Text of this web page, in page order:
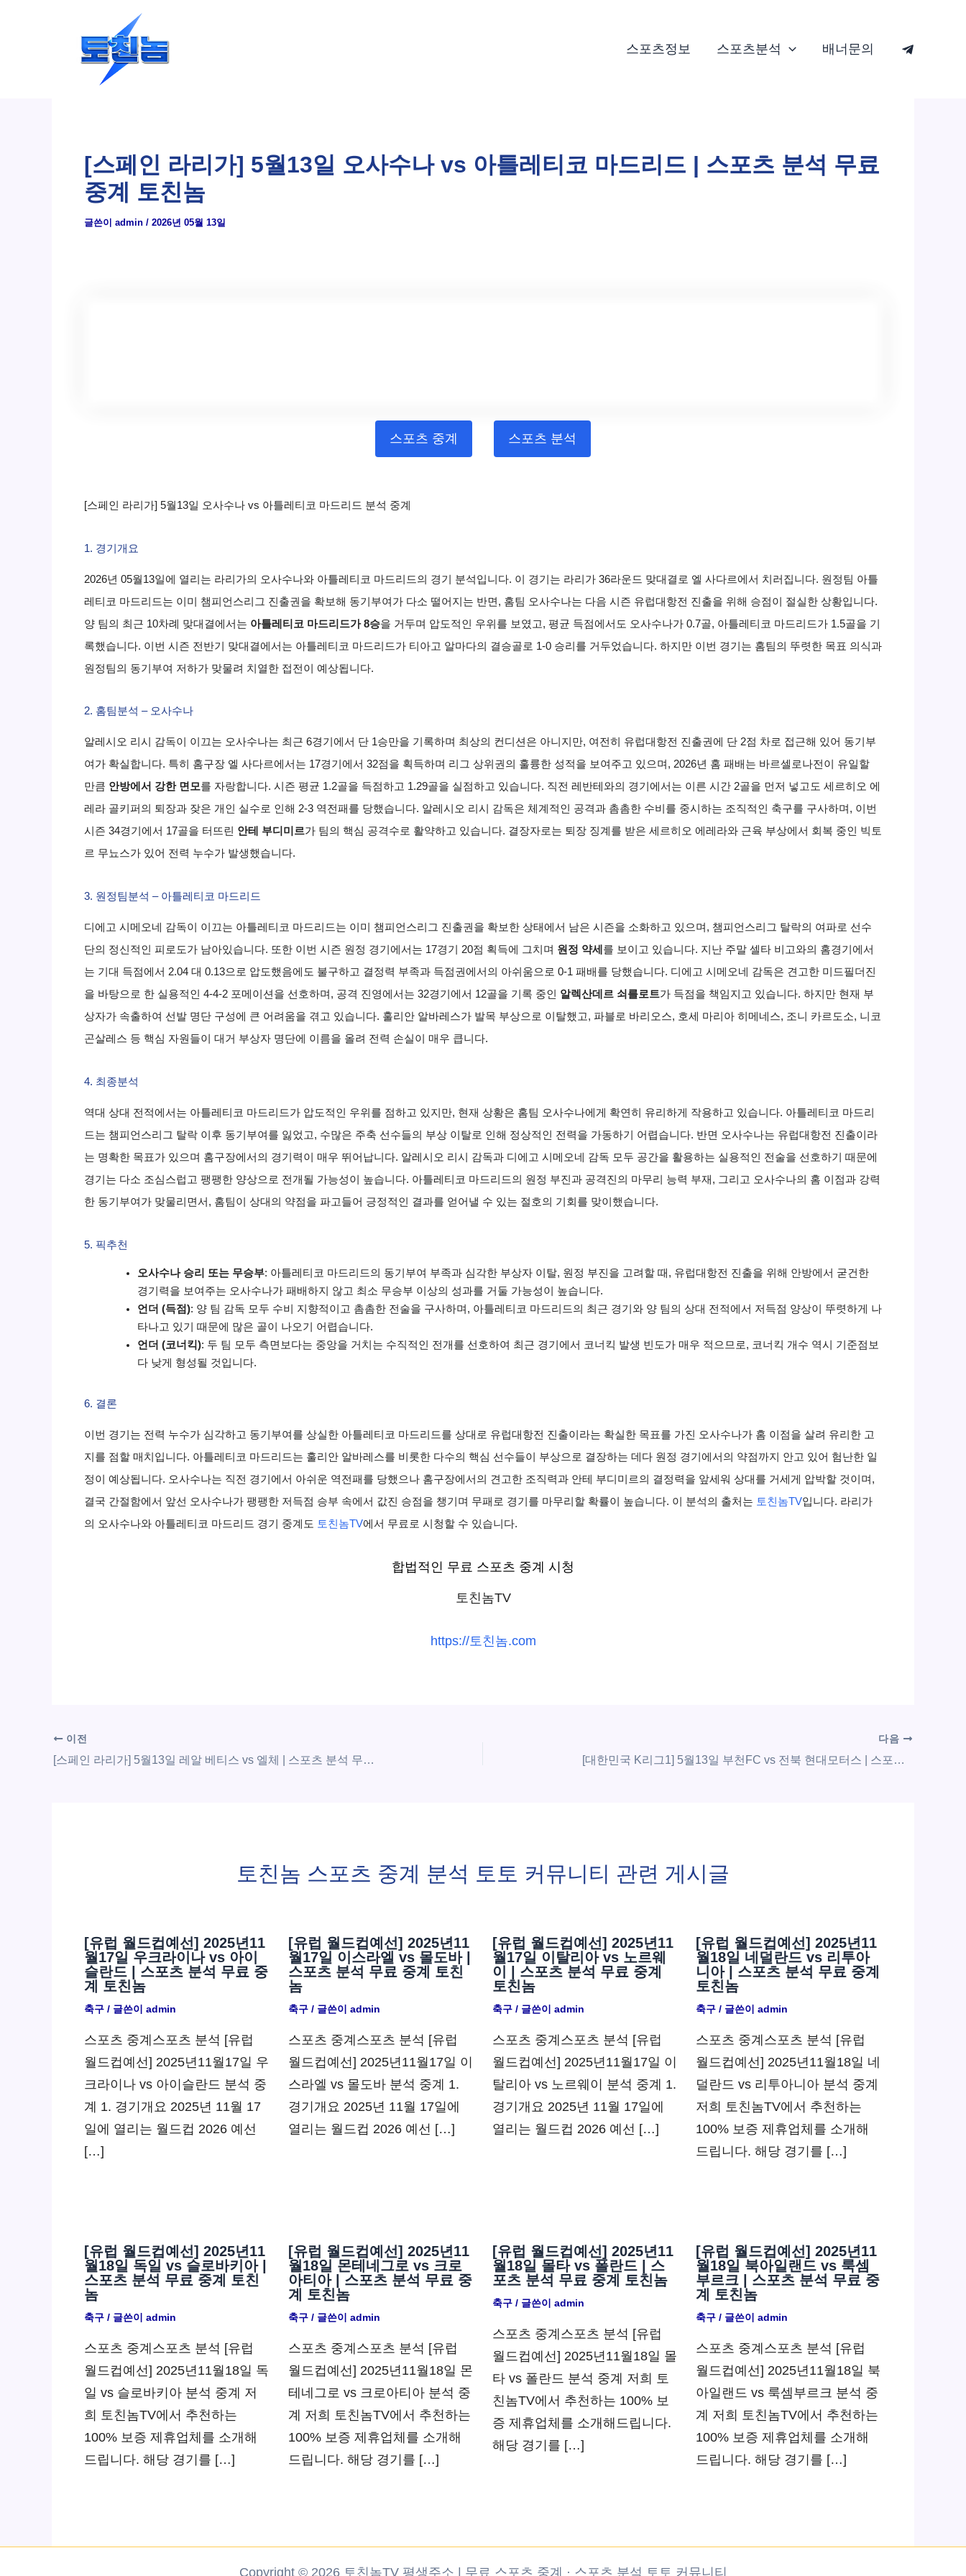
스포츠정보 스포츠분석 배너문의
[스페인 라리가] 5월13일 오사수나 vs 아틀레티코 마드리드 | 스포츠 분석 무료
중계 토친놈
글쓴이 admin / 2026년 05월 13일
스포츠 중계 스포츠 분석
[스페인 라리가] 5월13일 오사수나 vs 아틀레티코 마드리드 분석 중계
1. 경기개요
2026년 05월13일에 열리는 라리가의 오사수나와 아틀레티코 마드리드의 경기 분석입니다. 이 경기는 라리가 36라운드 맞대결로 엘 사다르에서 치러집니다. 원정팀 아틀
레티코 마드리드는 이미 챔피언스리그 진출권을 확보해 동기부여가 다소 떨어지는 반면, 홈팀 오사수나는 다음 시즌 유럽대항전 진출을 위해 승점이 절실한 상황입니다.
양 팀의 최근 10차례 맞대결에서는 아틀레티코 마드리드가 8승을 거두며 압도적인 우위를 보였고, 평균 득점에서도 오사수나가 0.7골, 아틀레티코 마드리드가 1.5골을 기
록했습니다. 이번 시즌 전반기 맞대결에서는 아틀레티코 마드리드가 티아고 알마다의 결승골로 1-0 승리를 거두었습니다. 하지만 이번 경기는 홈팀의 뚜렷한 목표 의식과
원정팀의 동기부여 저하가 맞물려 치열한 접전이 예상됩니다.
2. 홈팀분석 – 오사수나
알레시오 리시 감독이 이끄는 오사수나는 최근 6경기에서 단 1승만을 기록하며 최상의 컨디션은 아니지만, 여전히 유럽대항전 진출권에 단 2점 차로 접근해 있어 동기부
여가 확실합니다. 특히 홈구장 엘 사다르에서는 17경기에서 32점을 획득하며 리그 상위권의 훌륭한 성적을 보여주고 있으며, 2026년 홈 패배는 바르셀로나전이 유일할
만큼 안방에서 강한 면모를 자랑합니다. 시즌 평균 1.2골을 득점하고 1.29골을 실점하고 있습니다. 직전 레반테와의 경기에서는 이른 시간 2골을 먼저 넣고도 세르히오 에
레라 골키퍼의 퇴장과 잦은 개인 실수로 인해 2-3 역전패를 당했습니다. 알레시오 리시 감독은 체계적인 공격과 촘촘한 수비를 중시하는 조직적인 축구를 구사하며, 이번
시즌 34경기에서 17골을 터뜨린 안테 부디미르가 팀의 핵심 공격수로 활약하고 있습니다. 결장자로는 퇴장 징계를 받은 세르히오 에레라와 근육 부상에서 회복 중인 빅토
르 무뇨스가 있어 전력 누수가 발생했습니다.
3. 원정팀분석 – 아틀레티코 마드리드
디에고 시메오네 감독이 이끄는 아틀레티코 마드리드는 이미 챔피언스리그 진출권을 확보한 상태에서 남은 시즌을 소화하고 있으며, 챔피언스리그 탈락의 여파로 선수
단의 정신적인 피로도가 남아있습니다. 또한 이번 시즌 원정 경기에서는 17경기 20점 획득에 그치며 원정 약세 를 보이고 있습니다. 지난 주말 셀타 비고와의 홈경기에서
는 기대 득점에서 2.04 대 0.13으로 압도했음에도 불구하고 결정력 부족과 득점권에서의 아쉬움으로 0-1 패배를 당했습니다. 디에고 시메오네 감독은 견고한 미드필더진
을 바탕으로 한 실용적인 4-4-2 포메이션을 선호하며, 공격 진영에서는 32경기에서 12골을 기록 중인 알렉산데르 쇠를로트가 득점을 책임지고 있습니다. 하지만 현재 부
상자가 속출하여 선발 명단 구성에 큰 어려움을 겪고 있습니다. 훌리안 알바레스가 발목 부상으로 이탈했고, 파블로 바리오스, 호세 마리아 히메네스, 조니 카르도소, 니코
곤살레스 등 핵심 자원들이 대거 부상자 명단에 이름을 올려 전력 손실이 매우 큽니다.
4. 최종분석
역대 상대 전적에서는 아틀레티코 마드리드가 압도적인 우위를 점하고 있지만, 현재 상황은 홈팀 오사수나에게 확연히 유리하게 작용하고 있습니다. 아틀레티코 마드리
드는 챔피언스리그 탈락 이후 동기부여를 잃었고, 수많은 주축 선수들의 부상 이탈로 인해 정상적인 전력을 가동하기 어렵습니다. 반면 오사수나는 유럽대항전 진출이라
는 명확한 목표가 있으며 홈구장에서의 경기력이 매우 뛰어납니다. 알레시오 리시 감독과 디에고 시메오네 감독 모두 공간을 활용하는 실용적인 전술을 선호하기 때문에
경기는 다소 조심스럽고 팽팽한 양상으로 전개될 가능성이 높습니다. 아틀레티코 마드리드의 원정 부진과 공격진의 마무리 능력 부재, 그리고 오사수나의 홈 이점과 강력
한 동기부여가 맞물리면서, 홈팀이 상대의 약점을 파고들어 긍정적인 결과를 얻어낼 수 있는 절호의 기회를 맞이했습니다.
5. 픽추천
오사수나 승리 또는 무승부: 아틀레티코 마드리드의 동기부여 부족과 심각한 부상자 이탈, 원정 부진을 고려할 때, 유럽대항전 진출을 위해 안방에서 굳건한
경기력을 보여주는 오사수나가 패배하지 않고 최소 무승부 이상의 성과를 거둘 가능성이 높습니다.
언더 (득점): 양 팀 감독 모두 수비 지향적이고 촘촘한 전술을 구사하며, 아틀레티코 마드리드의 최근 경기와 양 팀의 상대 전적에서 저득점 양상이 뚜렷하게 나
타나고 있기 때문에 많은 골이 나오기 어렵습니다.
언더 (코너킥): 두 팀 모두 측면보다는 중앙을 거치는 수직적인 전개를 선호하여 최근 경기에서 코너킥 발생 빈도가 매우 적으므로, 코너킥 개수 역시 기준점보
다 낮게 형성될 것입니다.
6. 결론
이번 경기는 전력 누수가 심각하고 동기부여를 상실한 아틀레티코 마드리드를 상대로 유럽대항전 진출이라는 확실한 목표를 가진 오사수나가 홈 이점을 살려 유리한 고
지를 점할 매치입니다. 아틀레티코 마드리드는 훌리안 알바레스를 비롯한 다수의 핵심 선수들이 부상으로 결장하는 데다 원정 경기에서의 약점까지 안고 있어 험난한 일
정이 예상됩니다. 오사수나는 직전 경기에서 아쉬운 역전패를 당했으나 홈구장에서의 견고한 조직력과 안테 부디미르의 결정력을 앞세워 상대를 거세게 압박할 것이며,
결국 간절함에서 앞선 오사수나가 팽팽한 저득점 승부 속에서 값진 승점을 챙기며 무패로 경기를 마무리할 확률이 높습니다. 이 분석의 출처는 토친놈TV입니다. 라리가
의 오사수나와 아틀레티코 마드리드 경기 중계도 토친놈TV에서 무료로 시청할 수 있습니다.
합법적인 무료 스포츠 중계 시청
토친놈TV
https://토친놈.com
이전
[스페인 라리가] 5월13일 레알 베티스 vs 엘체 | 스포츠 분석 무료 중계 토친놈
다음
[대한민국 K리그1] 5월13일 부천FC vs 전북 현대모터스 | 스포츠 분석 무료 중계 토친놈
토친놈 스포츠 중계 분석 토토 커뮤니티 관련 게시글
[유럽 월드컵예선] 2025년11
월17일 우크라이나 vs 아이
슬란드 | 스포츠 분석 무료 중
계 토친놈
축구 / 글쓴이 admin
스포츠 중계스포츠 분석 [유럽
월드컵예선] 2025년11월17일 우
크라이나 vs 아이슬란드 분석 중
계 1. 경기개요 2025년 11월 17
일에 열리는 월드컵 2026 예선
[…]
[유럽 월드컵예선] 2025년11
월17일 이스라엘 vs 몰도바 |
스포츠 분석 무료 중계 토친
놈
축구/ 글쓴이 admin
스포츠 중계스포츠 분석 [유럽
월드컵예선] 2025년11월17일 이
스라엘 vs 몰도바 분석 중계 1.
경기개요 2025년 11월 17일에
열리는 월드컵 2026 예선 […]
[유럽 월드컵예선] 2025년11
월17일 이탈리아 vs 노르웨
이 | 스포츠 분석 무료 중계
토친놈
축구/ 글쓴이 admin
스포츠 중계스포츠 분석 [유럽
월드컵예선] 2025년11월17일 이
탈리아 vs 노르웨이 분석 중계 1.
경기개요 2025년 11월 17일에
열리는 월드컵 2026 예선 […]
[유럽 월드컵예선] 2025년11
월18일 네덜란드 vs 리투아
니아 | 스포츠 분석 무료 중계
토친놈
축구 / 글쓴이admin
스포츠 중계스포츠 분석 [유럽
월드컵예선] 2025년11월18일 네
덜란드 vs 리투아니아 분석 중계
저희 토친놈TV에서 추천하는
100% 보증 제휴업체를 소개해
드립니다. 해당 경기를 […]
[유럽 월드컵예선] 2025년11
월18일 독일 vs 슬로바키아 |
스포츠 분석 무료 중계 토친
놈
축구 / 글쓴이 admin
스포츠 중계스포츠 분석 [유럽
월드컵예선] 2025년11월18일 독
일 vs 슬로바키아 분석 중계 저
희 토친놈TV에서 추천하는
100% 보증 제휴업체를 소개해
드립니다. 해당 경기를 […]
[유럽 월드컵예선] 2025년11
월18일 몬테네그로 vs 크로
아티아 | 스포츠 분석 무료 중
계 토친놈
축구/ 글쓴이 admin
스포츠 중계스포츠 분석 [유럽
월드컵예선] 2025년11월18일 몬
테네그로 vs 크로아티아 분석 중
계 저희 토친놈TV에서 추천하는
100% 보증 제휴업체를 소개해
드립니다. 해당 경기를 […]
[유럽 월드컵예선] 2025년11
월18일 몰타 vs 폴란드 | 스
포츠 분석 무료 중계 토친놈
축구/ 글쓴이 admin
스포츠 중계스포츠 분석 [유럽
월드컵예선] 2025년11월18일 몰
타 vs 폴란드 분석 중계 저희 토
친놈TV에서 추천하는 100% 보
증 제휴업체를 소개해드립니다.
해당 경기를 […]
[유럽 월드컵예선] 2025년11
월18일 북아일랜드 vs 룩셈
부르크 | 스포츠 분석 무료 중
계 토친놈
축구 / 글쓴이admin
스포츠 중계스포츠 분석 [유럽
월드컵예선] 2025년11월18일 북
아일랜드 vs 룩셈부르크 분석 중
계 저희 토친놈TV에서 추천하는
100% 보증 제휴업체를 소개해
드립니다. 해당 경기를 […]
Copyright © 2026 토친놈TV 평생주소 | 무료 스포츠 중계 · 스포츠 분석 토토 커뮤니티